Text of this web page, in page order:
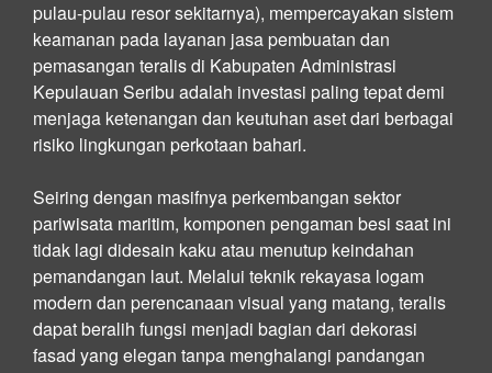
pulau-pulau resor sekitarnya), mempercayakan sistem
keamanan pada layanan jasa pembuatan dan
pemasangan teralis di Kabupaten Administrasi
Kepulauan Seribu adalah investasi paling tepat demi
menjaga ketenangan dan keutuhan aset dari berbagai
risiko lingkungan perkotaan bahari.
Seiring dengan masifnya perkembangan sektor
pariwisata maritim, komponen pengaman besi saat ini
tidak lagi didesain kaku atau menutup keindahan
pemandangan laut. Melalui teknik rekayasa logam
modern dan perencanaan visual yang matang, teralis
dapat beralih fungsi menjadi bagian dari dekorasi
fasad yang elegan tanpa menghalangi pandangan